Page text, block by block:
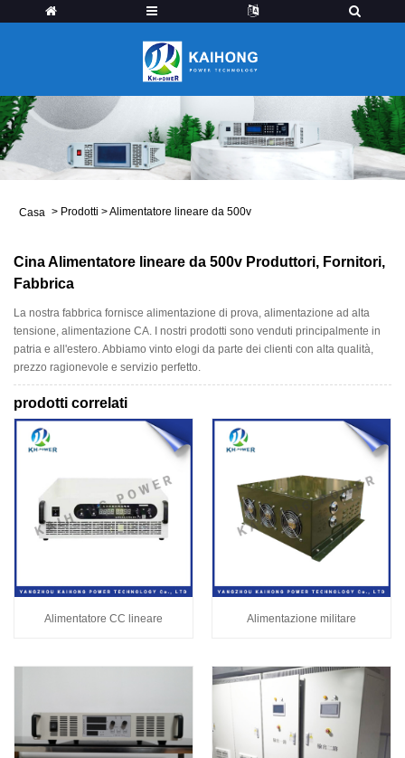
Casa > Prodotti >Alimentatore lineare da 500v
Cina Alimentatore lineare da 500v Produttori, Fornitori,
Fabbrica
La nostra fabbrica fornisce alimentazione di prova, alimentazione ad alta
tensione, alimentazione CA. I nostri prodotti sono venduti principalmente in
patria e all'estero. Abbiamo vinto elogi da parte dei clienti con alta qualità,
prezzo ragionevole e servizio perfetto.
prodotti correlati
Alimentatore CC lineare Alimentazione militare